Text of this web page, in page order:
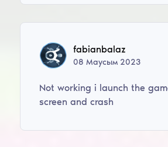
fabianbalaz
08Маусым 2023
Not working i launch the
screen and crash